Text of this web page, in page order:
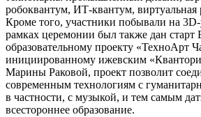
робоквантум, ИТ-квантум, виртуальная
Кроме того, участники побывали на
рамках церемонии был также дан старт
образовательному проекту «ТехноАрт
инициированному ижевским
Марины Раковой, проект позволит
современным технологиям с
в частности, с музыкой, и тем самым
всестороннее образование.